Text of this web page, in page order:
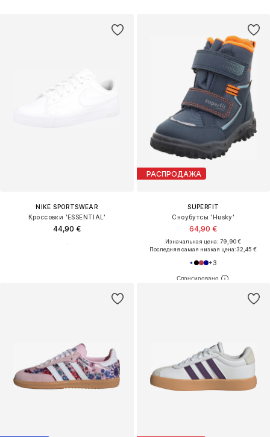
NIKE SPORTSWEAR
Кроссовки 'ESSENTIAL'
44,90 €
РАСПРОДАЖА
SUPERFIT
Сноубутсы 'Husky'
64,90 €
Изначальная цена: 79,90 €
Последняя самая низкая цена:32,45 €
+3